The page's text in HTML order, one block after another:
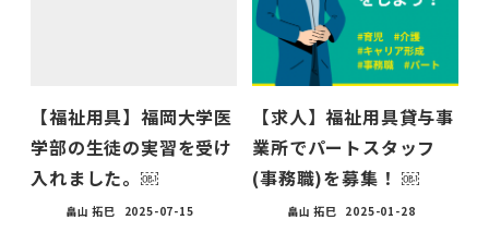
【福祉用具】福岡大学医
学部の生徒の実習を受け
入れました。￼
畠山 拓巳 2025-07-15
【求人】福祉用具貸与事
業所でパートスタッフ
(事務職)を募集！ ￼
畠山 拓巳 2025-01-28